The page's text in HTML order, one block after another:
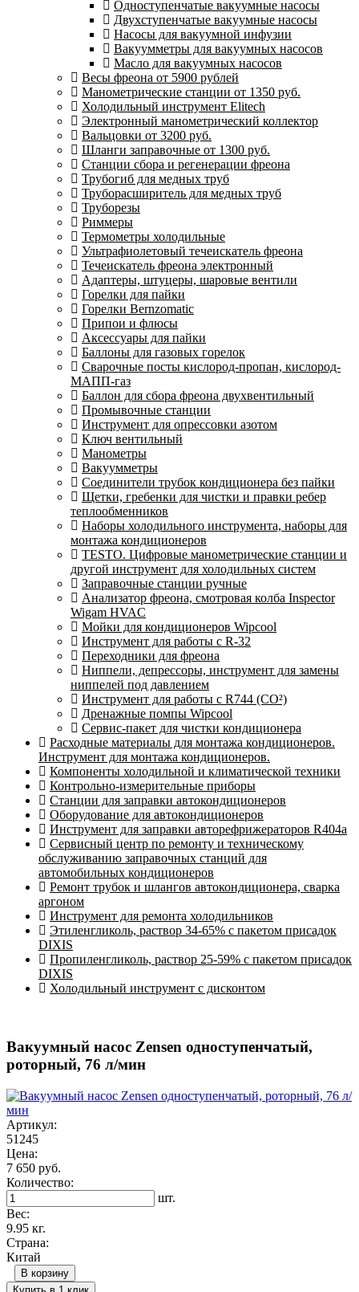
Одноступенчатые вакуумные насосы
Двухступенчатые вакуумные насосы
Насосы для вакуумной инфузии
Вакуумметры для вакуумных насосов
Масло для вакуумных насосов
Весы фреона от 5900 рублей
Манометрические станции от 1350 руб.
Холодильный инструмент Elitech
Электронный манометрический коллектор
Вальцовки от 3200 руб.
Шланги заправочные от 1300 руб.
Станции сбора и регенерации фреона
Трубогиб для медных труб
Труборасширитель для медных труб
Труборезы
Риммеры
Термометры холодильные
Ультрафиолетовый течеискатель фреона
Течеискатель фреона электронный
Адаптеры, штуцеры, шаровые вентили
Горелки для пайки
Горелки Bernzomatic
Припои и флюсы
Аксессуары для пайки
Баллоны для газовых горелок
Сварочные посты кислород-пропан, кислород-
МАПП-газ
Баллон для сбора фреона двухвентильный
Промывочные станции
Инструмент для опрессовки азотом
Ключ вентильный
Манометры
Вакуумметры
Соединители трубок кондиционера без пайки
Щетки, гребенки для чистки и правки ребер
теплообменников
Наборы холодильного инструмента, наборы для
монтажа кондиционеров
TESTO. Цифровые манометрические станции и
другой инструмент для холодильных систем
Заправочные станции ручные
Анализатор фреона, смотровая колба Inspector
Wigam HVAC
Мойки для кондиционеров Wipcool
Инструмент для работы с R-32
Переходники для фреона
Ниппели, депрессоры, инструмент для замены
ниппелей под давлением
Инструмент для работы с R744 (CO²)
Дренажные помпы Wipcool
Сервис-пакет для чистки кондиционера
Расходные материалы для монтажа кондиционеров.
Инструмент для монтажа кондиционеров.
Компоненты холодильной и климатической техники
Контрольно-измерительные приборы
Станции для заправки автокондиционеров
Оборудование для автокондиционеров
Инструмент для заправки авторефрижераторов R404a
Сервисный центр по ремонту и техническому
обслуживанию заправочных станций для
автомобильных кондиционеров
Ремонт трубок и шлангов автокондиционера, сварка
аргоном
Инструмент для ремонта холодильников
Этиленгликоль, раствор 34-65% с пакетом присадок
DIXIS
Пропиленгликоль, раствор 25-59% с пакетом присадок
DIXIS
Холодильный инструмент с дисконтом
Вакуумный насос Zensen одноступенчатый,
роторный, 76 л/мин
Артикул:
51245
Цена:
7 650 руб.
Количество:
шт.
Вес:
9.95 кг.
Страна:
Китай
В корзину